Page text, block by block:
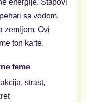
energije. Štapovi
sa vodom,
zemljom. Ovi
ton karte.
teme
strast,